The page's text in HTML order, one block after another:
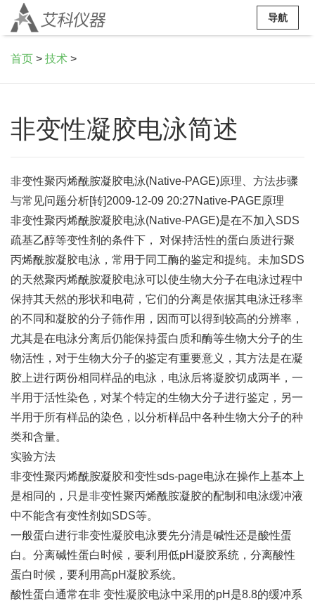
导航
首页 > 技术 >
非变性凝胶电泳简述
非变性聚丙烯酰胺凝胶电泳(Native-PAGE)原理、方法步骤
与常见问题分析[转]2009-12-09 20:27Native-PAGE原理
非变性聚丙烯酰胺凝胶电泳(Native-PAGE)是在不加入SDS
疏基乙醇等变性剂的条件下， 对保持活性的蛋白质进行聚
丙烯酰胺凝胶电泳，常用于同工酶的鉴定和提纯。未加SDS
的天然聚丙烯酰胺凝胶电泳可以使生物大分子在电泳过程中
保持其天然的形状和电荷，它们的分离是依据其电泳迁移率
的不同和凝胶的分子筛作用，因而可以得到较高的分辨率，
尤其是在电泳分离后仍能保持蛋白质和酶等生物大分子的生
物活性，对于生物大分子的鉴定有重要意义，其方法是在凝
胶上进行两份相同样品的电泳，电泳后将凝胶切成两半，一
半用于活性染色，对某个特定的生物大分子进行鉴定，另一
半用于所有样品的染色，以分析样品中各种生物大分子的种
类和含量。
实验方法
非变性聚丙烯酰胺凝胶和变性sds-page电泳在操作上基本上
是相同的，只是非变性聚丙烯酰胺凝胶的配制和电泳缓冲液
中不能含有变性剂如SDS等。
一般蛋白进行非变性凝胶电泳要先分清是碱性还是酸性蛋
白。分离碱性蛋白时候，要利用低pH凝胶系统，分离酸性
蛋白时候，要利用高pH凝胶系统。
酸性蛋白通常在非 变性凝胶电泳中采用的pH是8.8的缓冲系